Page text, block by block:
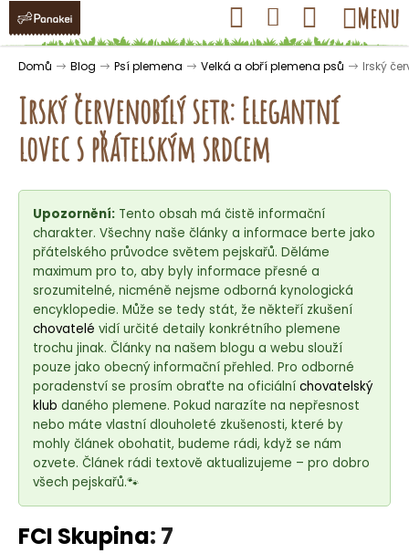
Přejít
obsah
Hledat Přihlášení
Nákupní
košík
Menu
Domů Blog Psí plemena Velká a obří plemena psů Irský
Irský červenobílý setr: Elegantní
lovec s přátelským srdcem
Upozornění: Tento obsah má čistě informační
charakter. Všechny naše články a informace berte jako
přátelského průvodce světem pejskařů. Děláme
maximum pro to, aby byly informace přesné a
srozumitelné, nicméně nejsme odborná kynologická
encyklopedie. Může se tedy stát, že někteří zkušení
chovatelé vidí určité detaily konkrétního plemene
trochu jinak. Články na našem blogu a webu slouží
pouze jako obecný informační přehled. Pro odborné
poradenství se prosím obraťte na oficiální chovatelský
klub daného plemene. Pokud narazíte na nepřesnost
nebo máte vlastní dlouholeté zkušenosti, které by
mohly článek obohatit, budeme rádi, když se nám
ozvete. Článek rádi textově aktualizujeme – pro dobro
všech pejskařů.🐾
FCI Skupina: 7
K
o Zpět
Zpět
o
a
j